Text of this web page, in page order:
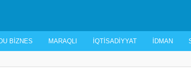
BIZNES MARAQLI İQTISADIYYAT İDMAN